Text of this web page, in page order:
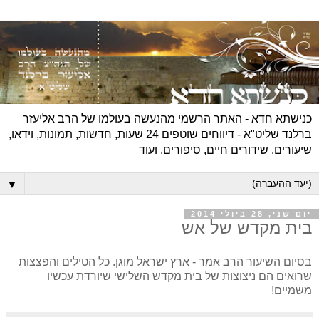
כנישתא חדא - האתר הרשמי מהנעשה בעולמו של הרב אליעזר
ברלנד שליט"א - דיווחים שוטפים 24 שעות, חדשות, תמונות, וידאו,
שיעורים, שידורים חיים, סיפורים, ועוד
▼
יום שני, 28 ביולי 2014
בית מקדש של אש
בסיום השיעור הרב אמר - ארץ ישראל מוגן. כל הטילים והפצצות
שרואים הם ניצוצות של בית מקדש השלישי שיורדת עכשיו
משמיים!